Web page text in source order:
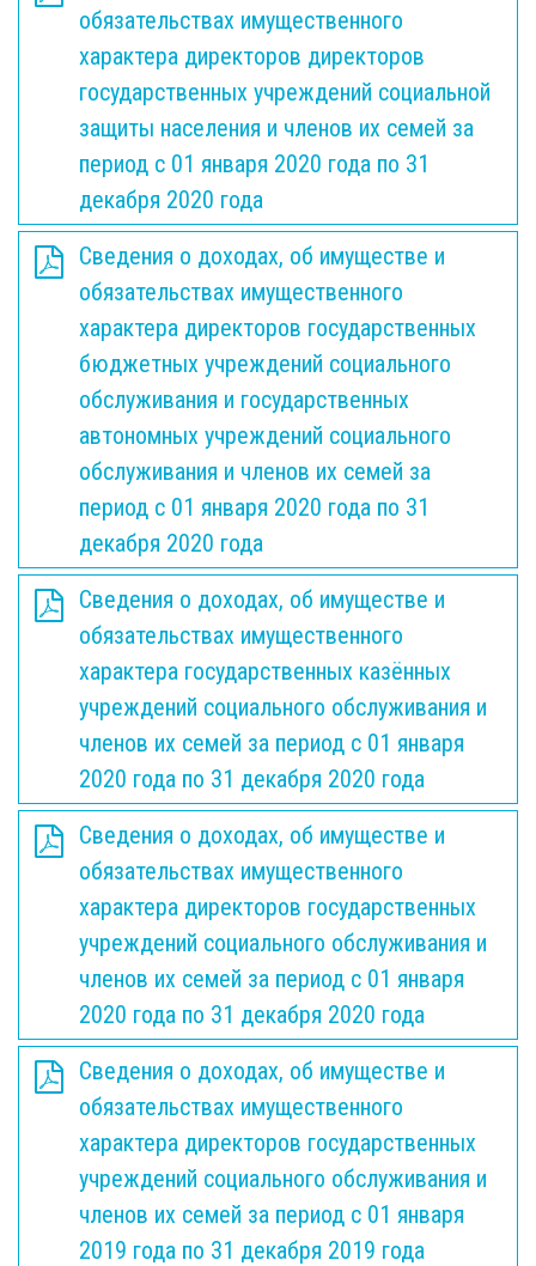
обязательствах имущественного
характера директоров директоров
государственных учреждений социальной
защиты населения и членов их семей за
период с 01 января 2020 года по 31
декабря 2020 года
Сведения о доходах, об имуществе и
обязательствах имущественного
характера директоров государственных
бюджетных учреждений социального
обслуживания и государственных
автономных учреждений социального
обслуживания и членов их семей за
период с 01 января 2020 года по 31
декабря 2020 года
Сведения о доходах, об имуществе и
обязательствах имущественного
характера государственных казённых
учреждений социального обслуживания и
членов их семей за период с 01 января
2020 года по 31 декабря 2020 года
Сведения о доходах, об имуществе и
обязательствах имущественного
характера директоров государственных
учреждений социального обслуживания и
членов их семей за период с 01 января
2020 года по 31 декабря 2020 года
Сведения о доходах, об имуществе и
обязательствах имущественного
характера директоров государственных
учреждений социального обслуживания и
членов их семей за период с 01 января
2019 года по 31 декабря 2019 года